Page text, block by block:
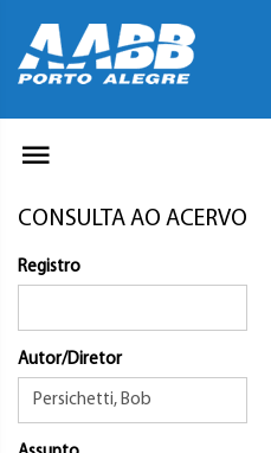
CONSULTA AO ACERVO
Registro
Autor/Diretor